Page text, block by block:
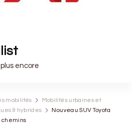
encore
mobilités
Mobilités urbaines et
& hybrides
Nouveau SUV Toyota
chemins